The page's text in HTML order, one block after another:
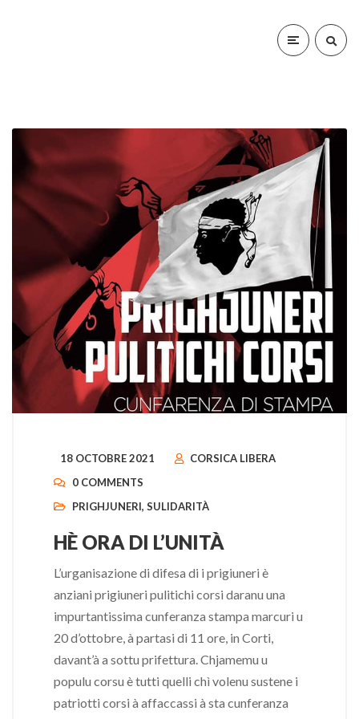
18 OCTOBRE 2021
CORSICA LIBERA
0 COMMENTS
PRIGHJUNERI, SULIDARITÀ
HÈ ORA DI L’UNITÀ
L’urganisazione di difesa di i prigiuneri è
anziani prigiuneri pulitichi corsi daranu una
impurtantissima cunferanza stampa marcuri u
20 d’ottobre, à partasi di 11 ore, in Corti,
davant’à a sottu prifettura. Chjamemu u
populu corsu è tutti quelli chì volenu sustene i
patriotti corsi à affaccassi à sta cunferanza